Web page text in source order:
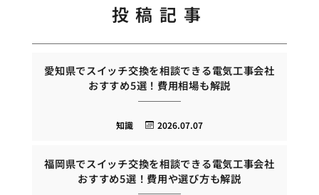
投稿記事
愛知県でスイッチ交換を相談できる電気工事会社
おすすめ5選！費用相場も解説
2026.07.07
知識
福岡県でスイッチ交換を相談できる電気工事会社
おすすめ5選！費用や選び方も解説